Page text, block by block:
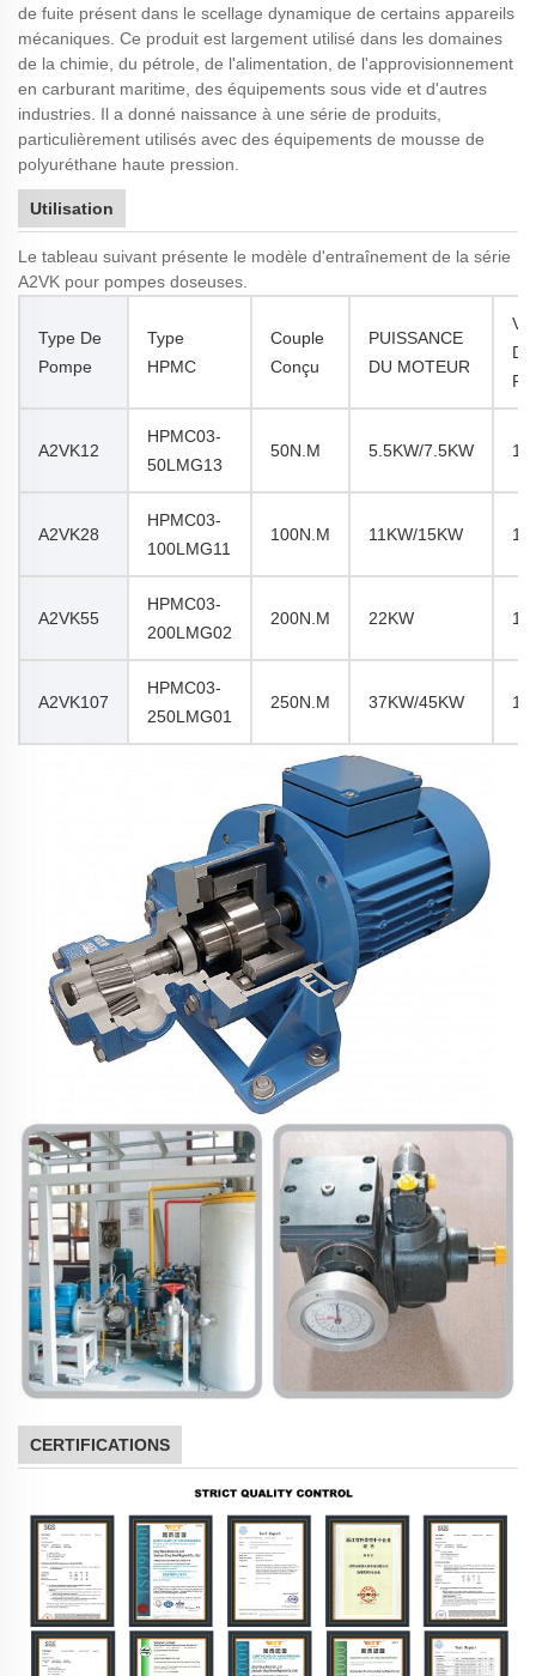
de fuite présent dans le scellage dynamique de certains appareils
mécaniques. Ce produit est largement utilisé dans les domaines
de la chimie, du pétrole, de l'alimentation, de l'approvisionnement
en carburant maritime, des équipements sous vide et d'autres
industries. Il a donné naissance à une série de produits,
particulièrement utilisés avec des équipements de mousse de
polyuréthane haute pression.
Utilisation
Le tableau suivant présente le modèle d'entraînement de la série
A2VK pour pompes doseuses.
Type De
Pompe
Type
HPMC
Couple
Conçu
PUISSANCE
DU MOTEUR
De
A2VK12
HPMC03-
50LMG13
50N.M 5.5KW/7.5KW
A2VK28
HPMC03-
100LMG11
100N.m 11KW/15KW
A2VK55
HPMC03-
200LMG02
200N.m 22KW
A2VK107
HPMC03-
250LMG01
250N.m 37KW/45KW
CERTIFICATIONS